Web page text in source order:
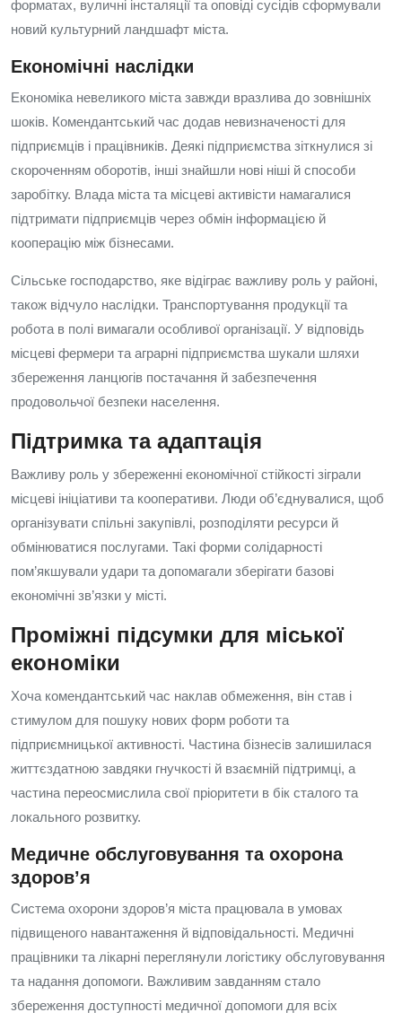
форматах, вуличні інсталяції та оповіді сусідів сформували
новий культурний ландшафт міста.
Економічні наслідки
Економіка невеликого міста завжди вразлива до зовнішніх
шоків. Комендантський час додав невизначеності для
підприємців і працівників. Деякі підприємства зіткнулися зі
скороченням оборотів, інші знайшли нові ніші й способи
заробітку. Влада міста та місцеві активісти намагалися
підтримати підприємців через обмін інформацією й
кооперацію між бізнесами.
Сільське господарство, яке відіграє важливу роль у районі,
також відчуло наслідки. Транспортування продукції та
робота в полі вимагали особливої організації. У відповідь
місцеві фермери та аграрні підприємства шукали шляхи
збереження ланцюгів постачання й забезпечення
продовольчої безпеки населення.
Підтримка та адаптація
Важливу роль у збереженні економічної стійкості зіграли
місцеві ініціативи та кооперативи. Люди об’єднувалися, щоб
організувати спільні закупівлі, розподіляти ресурси й
обмінюватися послугами. Такі форми солідарності
пом’якшували удари та допомагали зберігати базові
економічні зв’язки у місті.
Проміжні підсумки для міської
економіки
Хоча комендантський час наклав обмеження, він став і
стимулом для пошуку нових форм роботи та
підприємницької активності. Частина бізнесів залишилася
життєздатною завдяки гнучкості й взаємній підтримці, а
частина переосмислила свої пріоритети в бік сталого та
локального розвитку.
Медичне обслуговування та охорона
здоров’я
Система охорони здоров’я міста працювала в умовах
підвищеного навантаження й відповідальності. Медичні
працівники та лікарні переглянули логістику обслуговування
та надання допомоги. Важливим завданням стало
збереження доступності медичної допомоги для всіх